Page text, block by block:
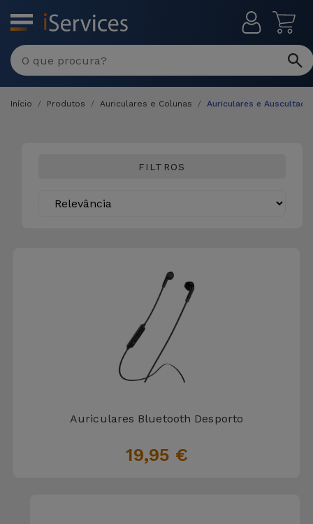
MENU
Início Produtos Auriculares e Colunas Auriculares e
FILTROS
Auriculares Bluetooth Desporto
19,95 €